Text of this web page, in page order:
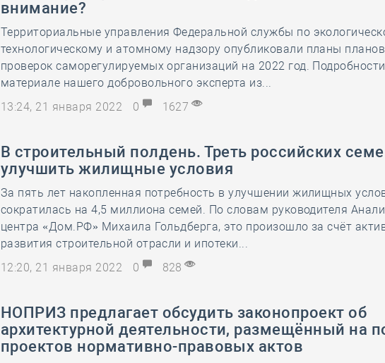
внимание?
Территориальные управления Федеральной службы по
технологическому и атомному надзору опубликовали планы
проверок саморегулируемых организаций на 2022 год.
материале нашего добровольного эксперта из...
13:24, 21 января 2022
0 1627
В строительный полдень. Треть российских
улучшить жилищные условия
За пять лет накопленная потребность в улучшении жилищных
сократилась на 4,5 миллиона семей. По словам руководителя
центра «Дом.РФ» Михаила Гольдберга, это произошло за счёт
развития строительной отрасли и ипотеки...
12:20, 21 января 2022
0 828
НОПРИЗ предлагает обсудить законопроект об
архитектурной деятельности, размещённый на
проектов нормативно-правовых актов